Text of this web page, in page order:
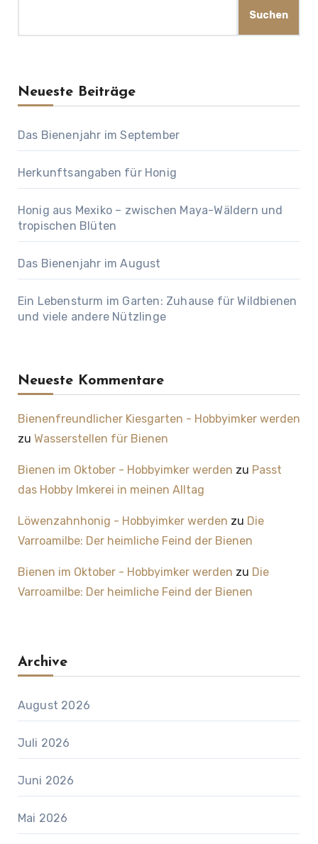
Suchen
Neueste Beiträge
Das Bienenjahr im September
Herkunftsangaben für Honig
Honig aus Mexiko – zwischen Maya-Wäldern und
tropischen Blüten
Das Bienenjahr im August
Ein Lebensturm im Garten: Zuhause für Wildbienen
und viele andere Nützlinge
Neueste Kommentare
Bienenfreundlicher Kiesgarten - Hobbyimker werden
zu Wasserstellen für Bienen
Bienen im Oktober - Hobbyimker werden zu Passt
das Hobby Imkerei in meinen Alltag
Löwenzahnhonig - Hobbyimker werden zu Die
Varroamilbe: Der heimliche Feind der Bienen
Bienen im Oktober - Hobbyimker werden zu Die
Varroamilbe: Der heimliche Feind der Bienen
Archive
August 2026
Juli 2026
Juni 2026
Mai 2026